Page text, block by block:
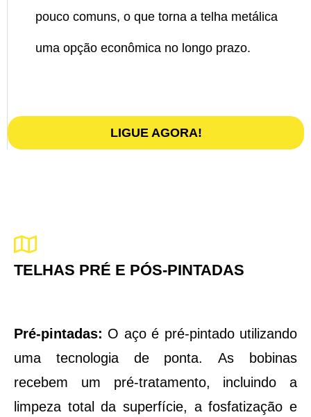
pouco comuns, o que torna a telha metálica
uma opção econômica no longo prazo.
LIGUE AGORA!
TELHAS PRÉ E PÓS-PINTADAS
Pré-pintadas: O aço é pré-pintado utilizando
uma tecnologia de ponta. As bobinas
recebem um pré-tratamento, incluindo a
limpeza total da superfície, a fosfatização e